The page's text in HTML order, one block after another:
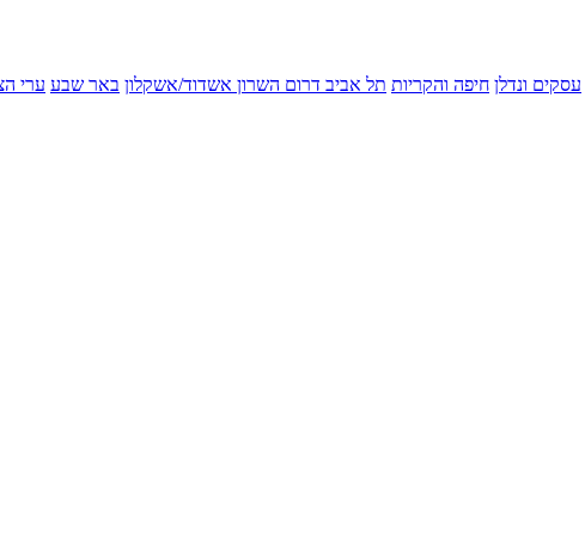
עסקים ונדלן חיפה והקריות תל אביב דרום השרון אשדוד/אשקלון באר שבע ערי